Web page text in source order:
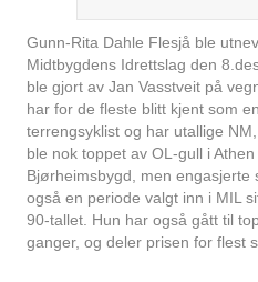
Gunn-Rita Dahle Flesjå ble
Midtbygdens Idrettslag den
ble gjort av Jan Vasstveit på
har for de fleste blitt kjent som
terrengsyklist og har utallige
ble nok toppet av OL-gull i
Bjørheimsbygd, men engasjerte
også en periode valgt inn i MIL
90-tallet. Hun har også gått til
ganger, og deler prisen for flest